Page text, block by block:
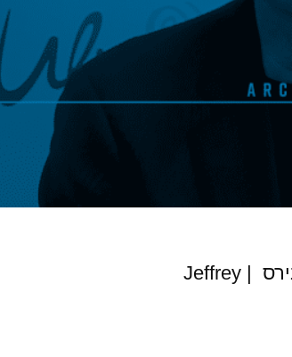
״סליחה על השעלה״, ראיון בלעדי עם האדריכל ג׳פרי בירס | Jeffrey